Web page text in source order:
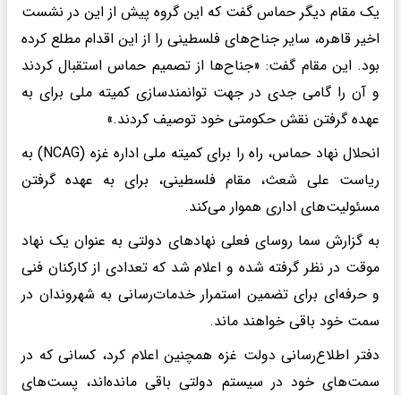
یک مقام دیگر حماس گفت که این گروه پیش از این در نشست
اخیر قاهره، سایر جناح‌های فلسطینی را از این اقدام مطلع کرده
بود. این مقام گفت: «جناح‌ها از تصمیم حماس استقبال کردند
و آن را گامی جدی در جهت توانمندسازی کمیته ملی برای به
عهده گرفتن نقش حکومتی خود توصیف کردند.»
انحلال نهاد حماس، راه را برای کمیته ملی اداره غزه (NCAG) به
ریاست علی شعث، مقام فلسطینی، برای به عهده گرفتن
مسئولیت‌های اداری هموار می‌کند.
به گزارش سما روسای فعلی نهادهای دولتی به عنوان یک نهاد
موقت در نظر گرفته شده و اعلام شد که تعدادی از کارکنان فنی
و حرفه‌ای برای تضمین استمرار خدمات‌رسانی به شهروندان در
سمت خود باقی خواهند ماند.
دفتر اطلاع‌رسانی دولت غزه همچنین اعلام کرد، کسانی که در
سمت‌های خود در سیستم دولتی باقی مانده‌اند، پست‌های